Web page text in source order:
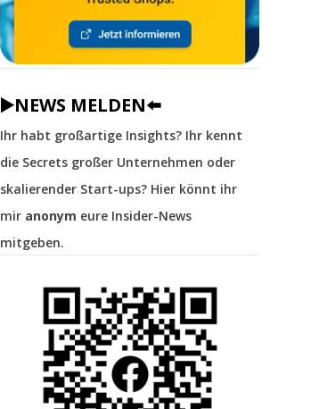
▶️NEWS MELDEN⬅️
Ihr habt großartige Insights? Ihr kennt
die Secrets großer Unternehmen oder
skalierender Start-ups? Hier könnt ihr
mir anonym eure Insider-News
mitgeben.